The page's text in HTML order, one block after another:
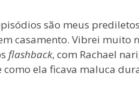
são meus
casamento. Vibrei muito
flashback, com Rachael
como ela ficava maluca